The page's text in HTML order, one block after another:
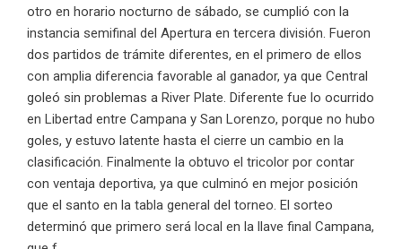
otro en horario nocturno de sábado, se cumplió con la
instancia semifinal del Apertura en tercera división. Fueron
dos partidos de trámite diferentes, en el primero de ellos
con amplia diferencia favorable al ganador, ya que Central
goleó sin problemas a River Plate. Diferente fue lo ocurrido
en Libertad entre Campana y San Lorenzo, porque no hubo
goles, y estuvo latente hasta el cierre un cambio en la
clasificación. Finalmente la obtuvo el tricolor por contar
con ventaja deportiva, ya que culminó en mejor posición
que el santo en la tabla general del torneo. El sorteo
determinó que primero será local en la llave final Campana,